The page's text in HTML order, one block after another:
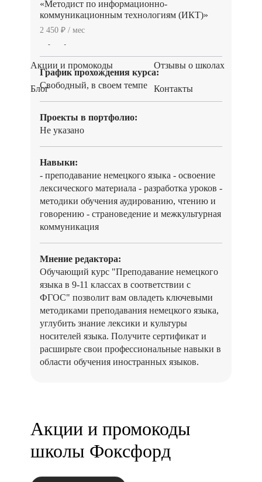
«Методист по информационно-
коммуникационным технологиям (ИКТ)»
2 450 ₽ / мес
Акции и промокоды Отзывы о школах
Блог Контакты
Документ об окончании:
График прохождения курса:
Свободный, в своем темпе
Проекты в портфолио:
Не указано
Навыки:
- преподавание немецкого языка - освоение
лексического материала - разработка уроков -
методики обучения аудированию, чтению и
говорению - страноведение и межкультурная
коммуникация
Мнение редактора:
Обучающий курс "Преподавание немецкого
языка в 9-11 классах в соответствии с
ФГОС" позволит вам овладеть ключевыми
методиками преподавания немецкого языка,
углубить знание лексики и культуры
носителей языка. Получите сертификат и
расширьте свои профессиональные навыки в
области обучения иностранных языков.
Акции и промокоды
школы Фоксфорд